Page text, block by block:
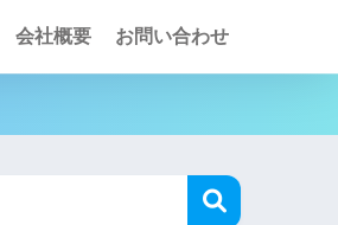
会社概要 お問い合わせ